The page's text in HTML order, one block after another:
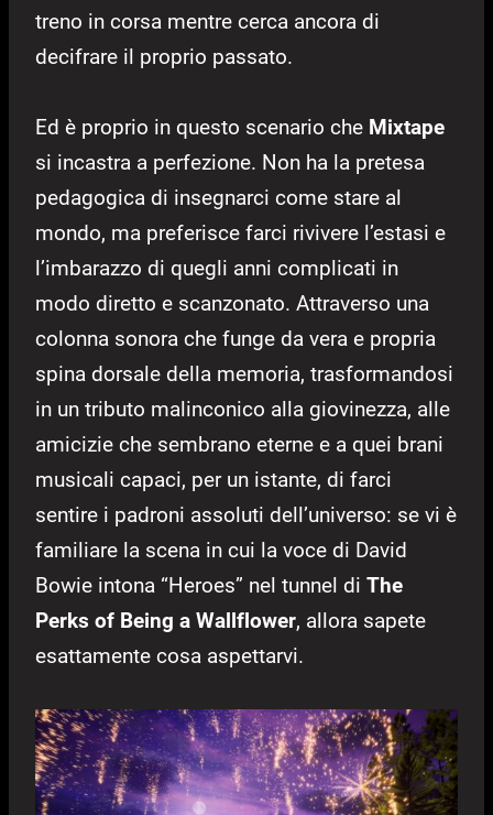
treno in corsa mentre cerca ancora di
decifrare il proprio passato.
Ed è proprio in questo scenario che Mixtape
si incastra a perfezione. Non ha la pretesa
pedagogica di insegnarci come stare al
mondo, ma preferisce farci rivivere l’estasi e
l’imbarazzo di quegli anni complicati in
modo diretto e scanzonato. Attraverso una
colonna sonora che funge da vera e propria
spina dorsale della memoria, trasformandosi
in un tributo malinconico alla giovinezza, alle
amicizie che sembrano eterne e a quei brani
musicali capaci, per un istante, di farci
sentire i padroni assoluti dell’universo: se vi è
familiare la scena in cui la voce di David
Bowie intona “Heroes” nel tunnel di The
Perks of Being a Wallflower, allora sapete
esattamente cosa aspettarvi.